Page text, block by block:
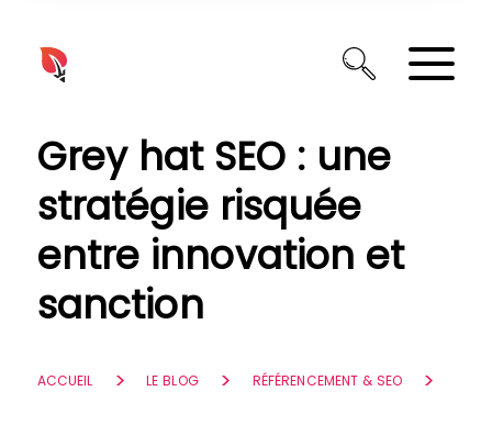
Grey hat SEO : une
stratégie risquée
entre innovation et
sanction
ACCUEIL LE BLOG RÉFÉRENCEMENT & SEO